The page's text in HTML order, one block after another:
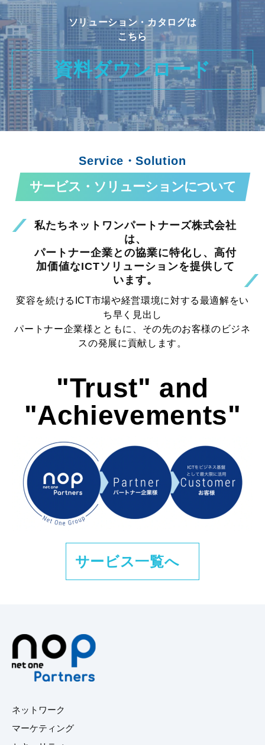
ソリューション・カタログは
こちら
資料ダウンロード
Service・Solution
サービス・ソリューションについて
私たちネットワンパートナーズ株式会社
は、
パートナー企業との協業に特化し、高付
加価値なICTソリューションを提供して
います。
変容を続けるICT市場や経営環境に対する最適解をい
ち早く見出し
パートナー企業様とともに、その先のお客様のビジネ
スの発展に貢献します。
"Trust" and
"Achievements"
サービス一覧へ
ネットワーク
マーケティング